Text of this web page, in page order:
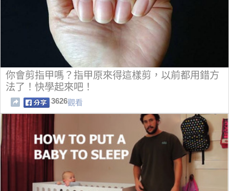
你會剪指甲嗎？指甲原來得這樣剪，以前都用錯方
法了！快學起來吧！
3626觀看